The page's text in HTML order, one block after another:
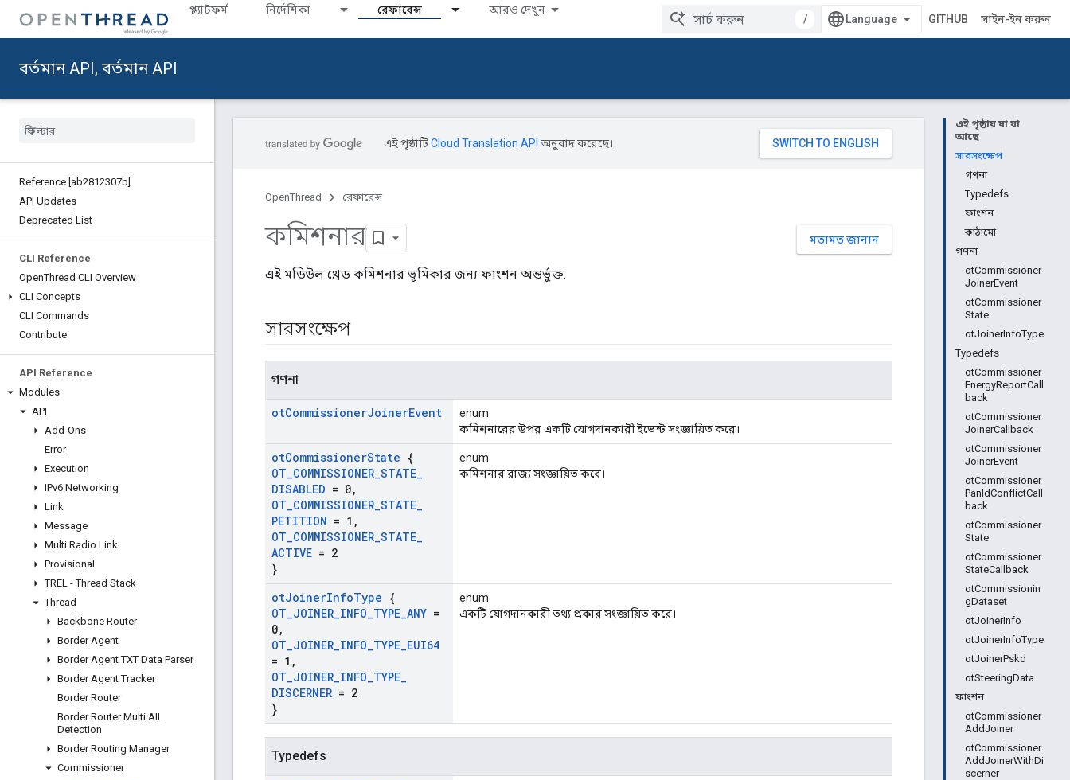
প্ল্যাটফর্ম নির্দেশিকা রেফারেন্স আরও দেখুন
/ GITHUB সাইন-ইন করুন
বর্তমান API, বর্তমান API
Reference [ab2812307b]
API Updates
Deprecated List
CLI Reference
OpenThread CLI Overview
CLI Concepts
CLI Commands
Contribute
API Reference
Modules
API
Add-Ons
Error
Execution
IPv6 Networking
Link
Message
Multi Radio Link
Provisional
TREL - Thread Stack
Thread
Backbone Router
Border Agent
Border Agent TXT Data Parser
Border Agent Tracker
Border Router
Border Router Multi AIL
Detection
Border Routing Manager
Commissioner
এই পৃষ্ঠায় যা যা
আছে
সারসংক্ষেপ
গণনা
Typedefs
ফাংশন
কাঠামো
গণনা
otCommissioner
JoinerEvent
otCommissioner
State
otJoinerInfoType
Typedefs
otCommissioner
EnergyReportCall
back
otCommissioner
JoinerCallback
otCommissioner
JoinerEvent
otCommissioner
PanIdConflictCall
back
otCommissioner
State
otCommissioner
StateCallback
otCommissionin
gDataset
otJoinerInfo
otJoinerInfoType
otJoinerPskd
otSteeringData
ফাংশন
otCommissioner
AddJoiner
otCommissioner
AddJoinerWithDi
scerner
এই পৃষ্ঠাটিCloud Translation API অনুবাদ করেছে।
OpenThread রেফারেন্স
মতামত জানান
কমিশনার
এই মডিউল থ্রেড কমিশনার ভূমিকার জন্য ফাংশন অন্তর্ভুক্ত.
সারসংক্ষেপ
গণনা
otCommissionerJoinerEvent
enum
কমিশনারের উপর একটি যোগদানকারী ইভেন্ট সংজ্ঞায়িত করে।
otCommissionerState {
OT_COMMISSIONER_STATE_
DISABLED = 0,
OT_COMMISSIONER_STATE_
PETITION = 1 ,
OT_COMMISSIONER_STATE_
ACTIVE = 2
}
enum
কমিশনার রাজ্য সংজ্ঞায়িত করে।
otJoinerInfoType {
OT_JOINER_INFO_TYPE_ANY =
0,
OT_JOINER_INFO_TYPE_EUI64
= 1 ,
OT_JOINER_INFO_TYPE_
DISCERNER = 2
}
enum
একটি যোগদানকারী তথ্য প্রকার সংজ্ঞায়িত করে।
Typedefs